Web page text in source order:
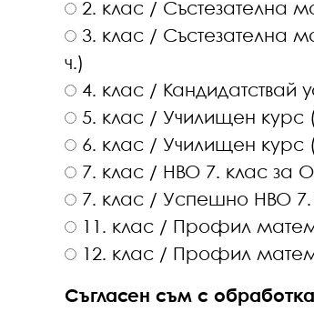
ч.)
7. клас / НВО 7. клас за
11. клас / Профил
Съгласен съм с